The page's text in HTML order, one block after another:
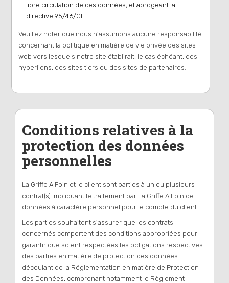
libre circulation de ces données, et abrogeant la
directive 95/46/CE.
Veuillez noter que nous n'assumons aucune responsabilité
concernant la politique en matière de vie privée des sites
web vers lesquels notre site établirait, le cas échéant, des
hyperliens, des sites tiers ou des sites de partenaires.
Conditions relatives à la
protection des données
personnelles
La Griffe A Foin et le client sont parties à un ou plusieurs
contrat(s) impliquant le traitement par La Griffe A Foin de
données à caractère personnel pour le compte du client.
Les parties souhaitent s'assurer que les contrats
concernés comportent des conditions appropriées pour
garantir que soient respectées les obligations respectives
des parties en matière de protection des données
découlant de la Réglementation en matière de Protection
des Données, comprenant notamment le Règlement